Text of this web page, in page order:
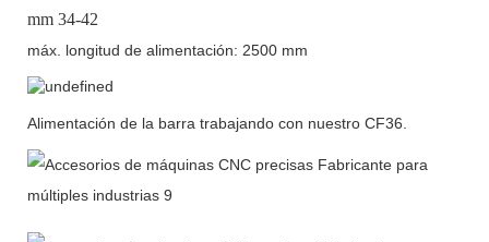
mm 34-42
máx. longitud de alimentación: 2500 mm
Alimentación de la barra trabajando con nuestro CF36.